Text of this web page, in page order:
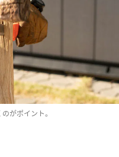
がポイント。